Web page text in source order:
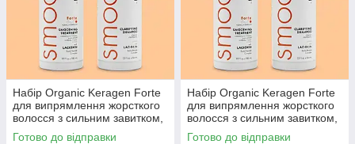
Набір Organic Keragen Forte
для випрямлення жорсткого
волосся з сильним завитком,
50 г (розлив)
Готово до відправки
Набір Organic Keragen Forte
для випрямлення жорсткого
волосся з сильним завитком,
2х946 мл
Готово до відправки